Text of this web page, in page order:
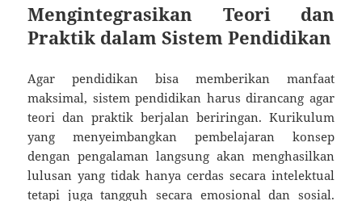
Mengintegrasikan Teori dan
Praktik dalam Sistem Pendidikan
Agar pendidikan bisa memberikan manfaat
maksimal, sistem pendidikan harus dirancang agar
teori dan praktik berjalan beriringan. Kurikulum
yang menyeimbangkan pembelajaran konsep
dengan pengalaman langsung akan menghasilkan
lulusan yang tidak hanya cerdas secara intelektual
tetapi juga tangguh secara emosional dan sosial.